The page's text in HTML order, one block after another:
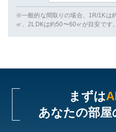
※一般的な間取りの場合、1R/1Kは
㎡、2LDKは約50〜60㎡が目安です。
まずは
あなたの部屋